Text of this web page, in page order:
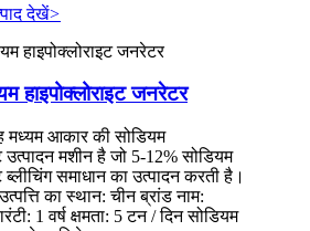
देखें>
हाइपोक्लोराइट जनरेटर
मध्यम आकार की सोडियम
उत्पादन मशीन है जो 5-12% सोडियम
ब्लीचिंग समाधान का उत्पादन करती है।
का स्थान: चीन ब्रांड नाम:
1 वर्ष क्षमता: 5 टन / दिन सोडियम